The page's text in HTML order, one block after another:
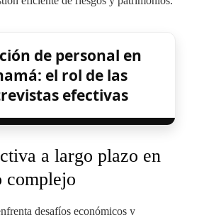
de personal en
el rol de las
efectivas
a largo plazo en
complejo
desafíos económicos y